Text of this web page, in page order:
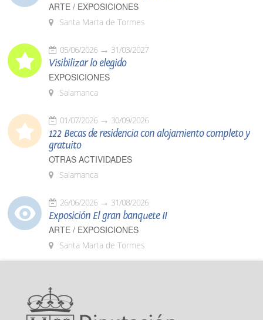
ARTE / EXPOSICIONES
Santa Marta de Tormes
05/06/2026 31/03/2027
Visibilizar lo elegido
EXPOSICIONES
Salamanca
01/07/2026 30/09/2026
122 Becas de residencia con alojamiento completo y
gratuito
OTRAS ACTIVIDADES
Salamanca
26/06/2026 31/08/2026
Exposición El gran banquete II
ARTE / EXPOSICIONES
Santa Marta de Tormes